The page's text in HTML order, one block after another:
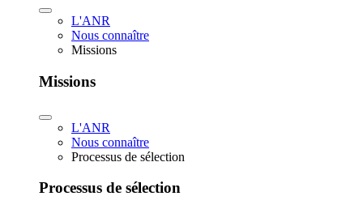
L'ANR
Nous connaître
Missions
Missions
L'ANR
Nous connaître
Processus de sélection
Processus de sélection